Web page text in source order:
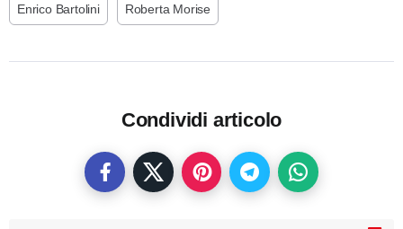
Enrico Bartolini Roberta Morise
Condividi articolo